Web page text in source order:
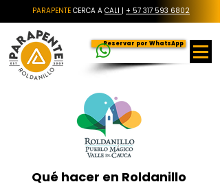
PARAPENTE CERCA A CALI | + 57 317 593 6802
Reservar por WhatsApp
Qué hacer en Roldanillo